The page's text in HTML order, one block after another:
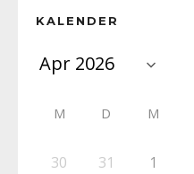
KALENDER
M D M
30 31 1